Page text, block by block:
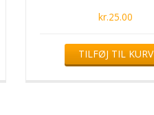
kr.25.00
TILFØJ TIL KURV